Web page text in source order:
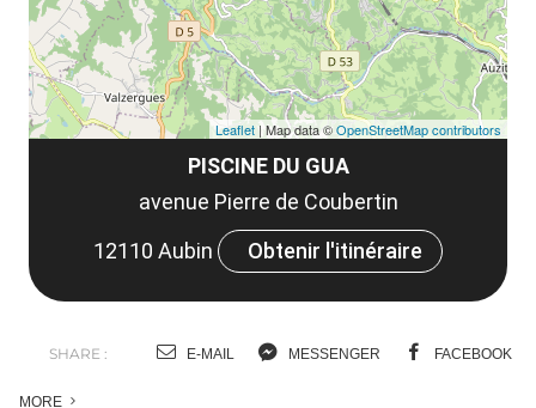
PISCINE DU GUA
avenue Pierre de Coubertin
12110 Aubin
Obtenir l'itinéraire
Leaflet | Map data ©OpenStreetMap contributors
SHARE : E-MAIL MESSENGER FACEBOOK
MORE